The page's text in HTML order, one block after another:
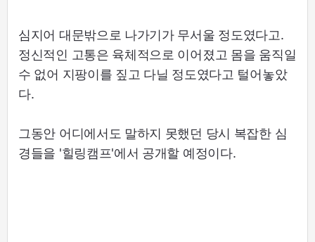
심지어 대문밖으로 나가기가 무서울 정도였다고.
정신적인 고통은 육체적으로 이어졌고 몸을 움직일
수 없어 지팡이를 짚고 다닐 정도였다고 털어놓았
다.
그동안 어디에서도 말하지 못했던 당시 복잡한 심
경들을 '힐링캠프'에서 공개할 예정이다.